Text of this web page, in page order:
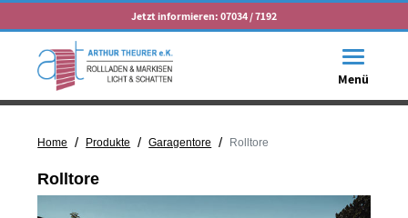
Jetzt informieren: 07034 / 7192
Toggle
Menü
Home / Produkte / Garagentore / Rolltore
Rolltore